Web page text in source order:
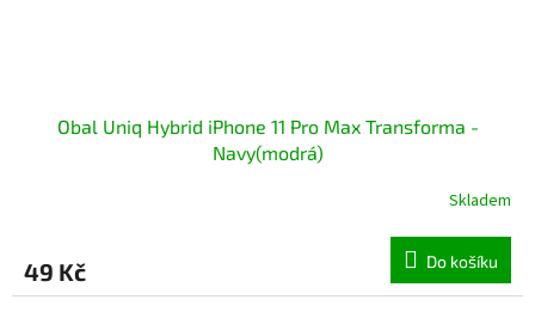
Obal Uniq Hybrid iPhone 11 Pro Max Transforma -
Navy(modrá)
Skladem
49 Kč Do košíku